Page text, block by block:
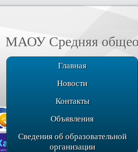
МАОУ Средняя
Главная
Новости
Контакты
Объявления
Сведения об образовательной
организации